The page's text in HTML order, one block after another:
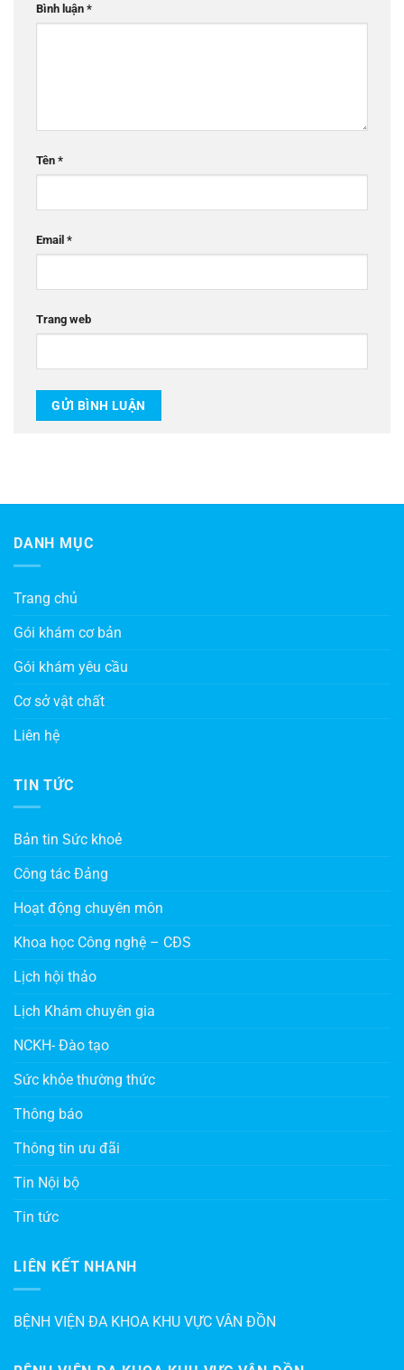
Bình luận *
Tên *
Email *
Trang web
DANH MỤC
Trang chủ
Gói khám cơ bản
Gói khám yêu cầu
Cơ sở vật chất
Liên hệ
TIN TỨC
Bản tin Sức khoẻ
Công tác Đảng
Hoạt động chuyên môn
Khoa học Công nghệ – CĐS
Lịch hội thảo
Lịch Khám chuyên gia
NCKH- Đào tạo
Sức khỏe thường thức
Thông báo
Thông tin ưu đãi
Tin Nội bộ
Tin tức
LIÊN KẾT NHANH
BỆNH VIỆN ĐA KHOA KHU VỰC VÂN ĐỒN